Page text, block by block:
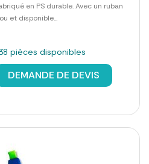
en PS durable. Avec un ruban
et disponible...
pièces disponibles
DEMANDE DE DEVIS